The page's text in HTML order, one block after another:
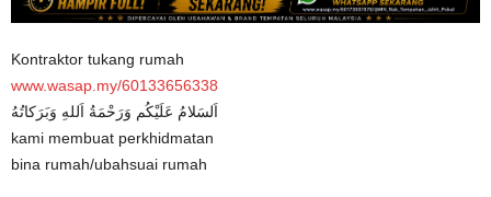
Kontraktor tukang rumah
www.wasap.my/60133656338
اَلسَلامُ عَلَيْكُم وَرَحْمَةُ اَللهِ وَبَرَكاتُهُ
kami membuat perkhidmatan
bina rumah/ubahsuai rumah